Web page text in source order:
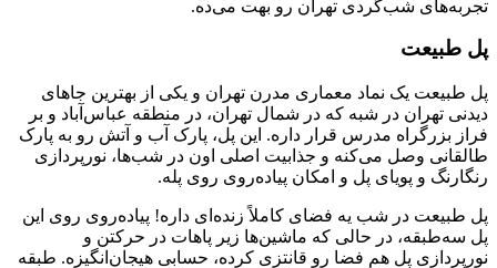
تجربه‌های شب‌گردی تهران رو بهت می‌ده.
پل طبیعت
پل طبیعت یک نماد معماری مدرن تهران و یکی از بهترین جاهای
دیدنی تهران در شبه که در شمال تهران، در منطقه عباس‌آباد و بر
فراز بزرگراه مدرس قرار داره. این پل، پارک آب و آتش رو به پارک
طالقانی وصل می‌کنه و جذابیت اصلی اون در شب‌ها، نورپردازی
رنگارنگ و پویای پل و امکان پیاده‌روی روی پله.
پل طبیعت در شب یه فضای کاملاً زنده‌ای داره! پیاده‌روی روی این
پل سه‌طبقه، در حالی که ماشین‌ها زیر پاهات در حرکتن و
نورپردازی پل هم فضا رو قانتزی کرده، حسابی هیجان‌انگیزه. طبقه